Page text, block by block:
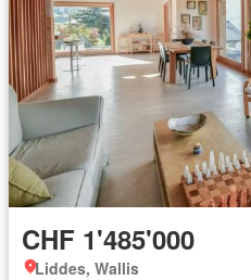
CHF 1'485'000
Liddes, Wallis